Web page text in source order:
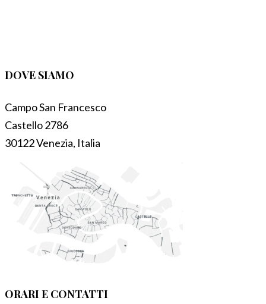
DOVE SIAMO
Campo San Francesco
Castello 2786
30122 Venezia, Italia
ORARI E CONTATTI